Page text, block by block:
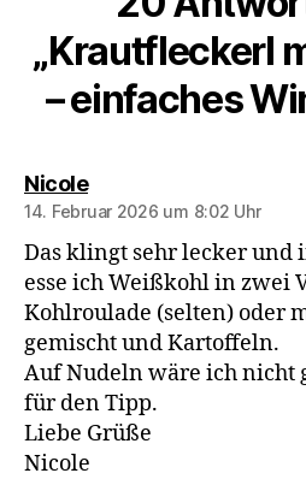
„Krautfleckerl
– einfaches
Nicolesagt:
14. Februar 2026 um 8:02 Uhr
Das klingt sehr lecker und
esse ich Weißkohl in zwei
Kohlroulade (selten) oder
gemischt und Kartoffeln.
Auf Nudeln wäre ich nicht
für den Tipp.
Liebe Grüße
Nicole